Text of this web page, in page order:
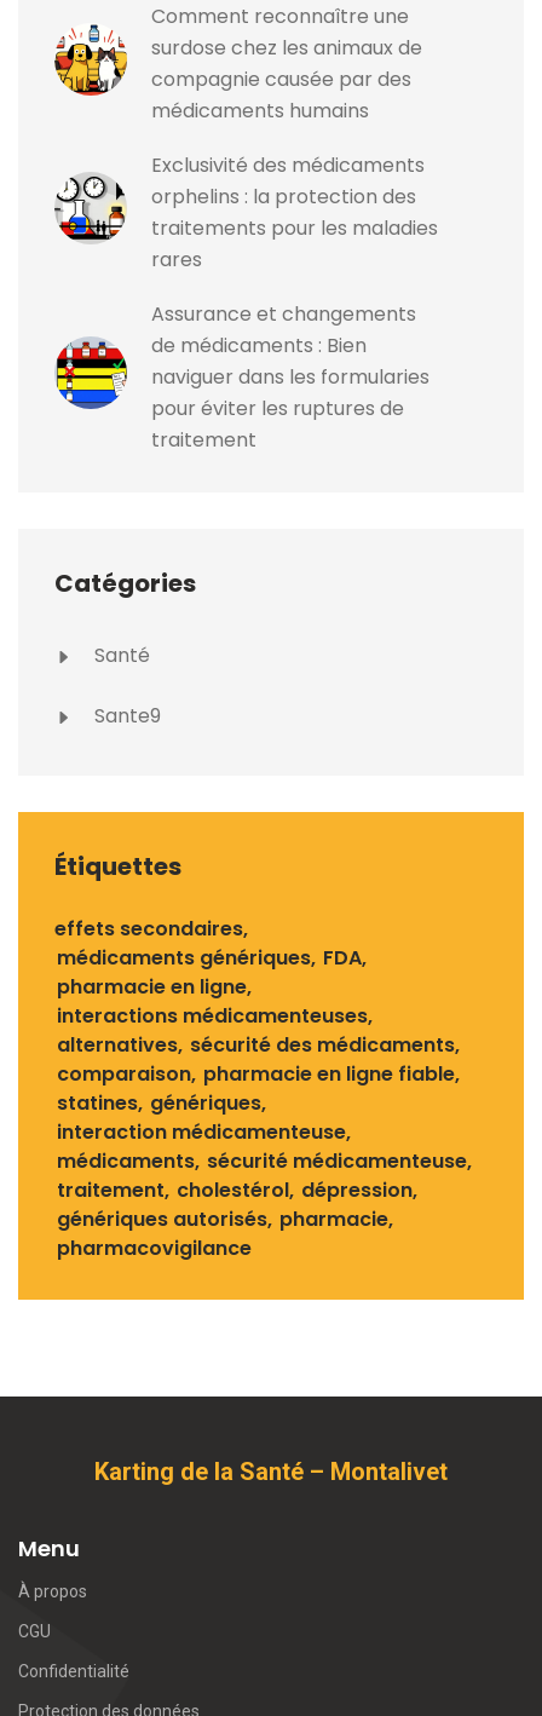
Comment reconnaître une
surdose chez les animaux de
compagnie causée par des
médicaments humains
Exclusivité des médicaments
orphelins : la protection des
traitements pour les maladies
rares
Assurance et changements
de médicaments : Bien
naviguer dans les formularies
pour éviter les ruptures de
traitement
Catégories
Santé
Sante9
Étiquettes
effets secondaires
médicaments génériques FDA
pharmacie en ligne
interactions médicamenteuses
alternatives sécurité des médicaments
comparaison pharmacie en ligne fiable
statines génériques
interaction médicamenteuse
médicaments sécurité médicamenteuse
traitement cholestérol dépression
génériques autorisés pharmacie
pharmacovigilance
Karting de la Santé – Montalivet
Menu
À propos
CGU
Confidentialité
Protection des données